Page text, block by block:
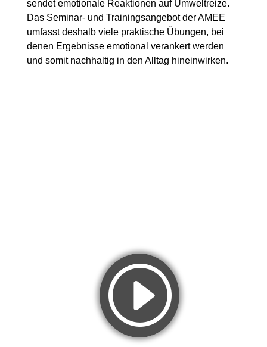
sendet emotionale Reaktionen auf Umweltreize.
Das Seminar- und Trainingsangebot der AMEE
umfasst deshalb viele praktische Übungen, bei
denen Ergebnisse emotional verankert werden
und somit nachhaltig in den Alltag hineinwirken.